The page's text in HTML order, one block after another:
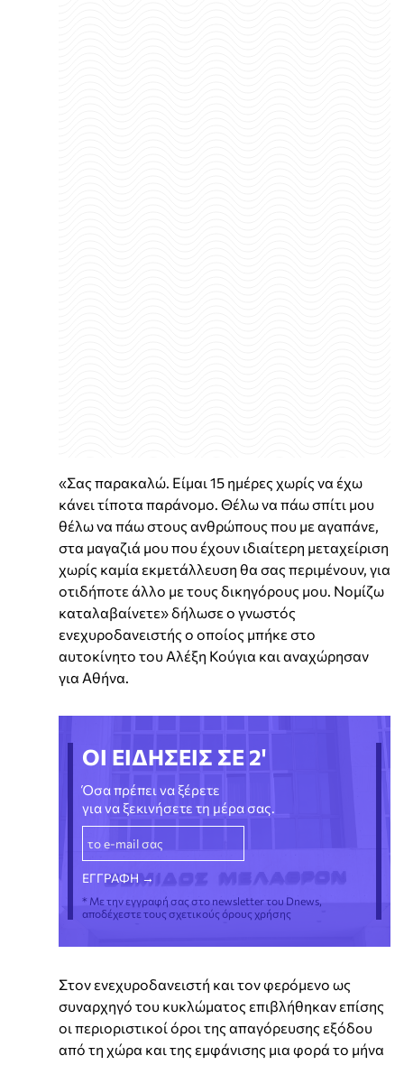
«Σας παρακαλώ. Είμαι 15 ημέρες χωρίς να έχω
κάνει τίποτα παράνομο. Θέλω να πάω σπίτι μου
θέλω να πάω στους ανθρώπους που με αγαπάνε,
στα μαγαζιά μου που έχουν ιδιαίτερη μεταχείριση
χωρίς καμία εκμετάλλευση θα σας περιμένουν, για
οτιδήποτε άλλο με τους δικηγόρους μου. Νομίζω
καταλαβαίνετε» δήλωσε ο γνωστός
ενεχυροδανειστής ο οποίος μπήκε στο
αυτοκίνητο του Αλέξη Κούγια και αναχώρησαν
για Αθήνα.
ΟΙ ΕΙΔΗΣΕΙΣ ΣΕ 2'
Όσα πρέπει να ξέρετε
για να ξεκινήσετε τη μέρα σας.
* Με την εγγραφή σας στο newsletter του Dnews,
αποδέχεστε τους σχετικούς όρους χρήσης
Στον ενεχυροδανειστή και τον φερόμενο ως
συναρχηγό του κυκλώματος επιβλήθηκαν επίσης
οι περιοριστικοί όροι της απαγόρευσης εξόδου
από τη χώρα και της εμφάνισης μια φορά το μήνα